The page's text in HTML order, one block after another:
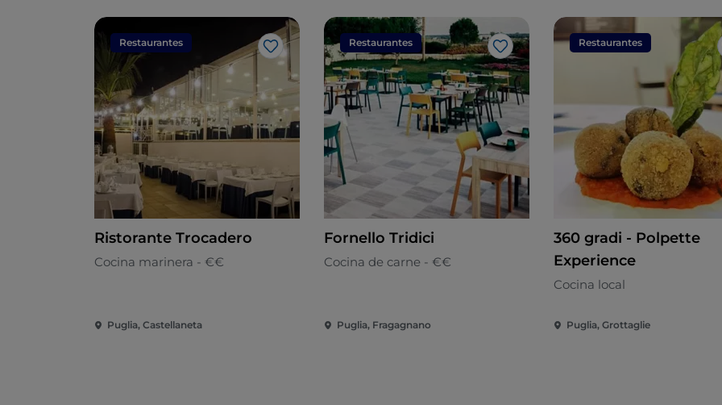
Restaurantes
Me gusta
Ristorante Trocadero
Cocina marinera - €€
Puglia, Castellaneta
Restaurantes
Me gusta
Fornello Tridici
Cocina de carne - €€
Puglia, Fragagnano
Restaurantes
360 gradi - Polpette
Experience
Cocina local
Puglia, Grottaglie